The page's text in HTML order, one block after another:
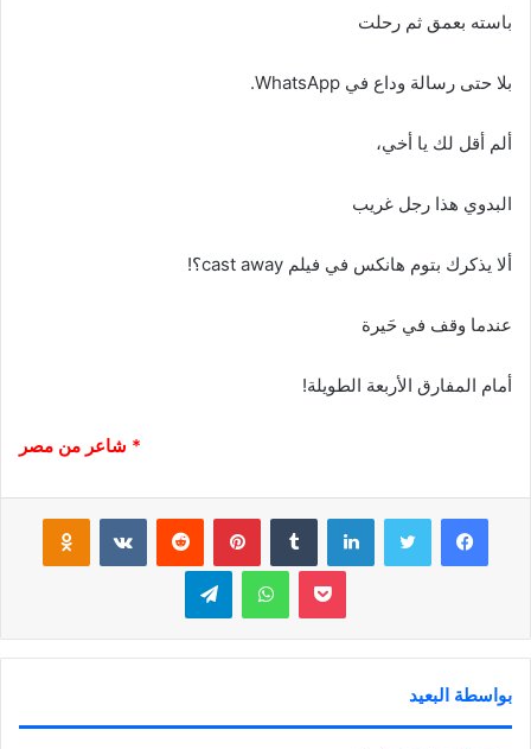
باسته بعمق ثم رحلت
بلا حتى رسالة وداع في WhatsApp.
ألم أقل لك يا أخي،
البدوي هذا رجل غريب
ألا يذكرك بتوم هانكس في فيلم cast away؟!
عندما وقف في حَيرة
أمام المفارق الأربعة الطويلة!
* شاعر من مصر
فيسبوك لينكدإن بينتيريست
بوكيت واتساب تيلقرام
بواسطة البعيد